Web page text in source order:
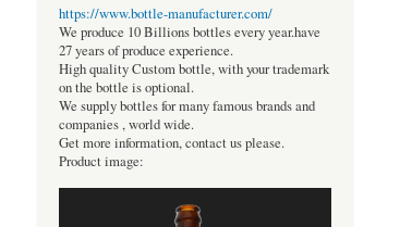
https://www.bottle-manufacturer.com/
We produce 10 Billions bottles every year.have
27 years of produce experience.
High quality Custom bottle, with your trademark
on the bottle is optional.
We supply bottles for many famous brands and
companies , world wide.
Get more information, contact us please.
Product image: